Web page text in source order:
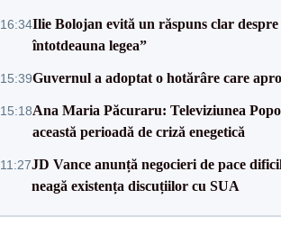
16:34Ilie Bolojan evită un răspuns clar
întotdeauna legea”
15:39Guvernul a adoptat o hotărâre care
15:18Ana Maria Păcuraru: Televiziunea
această perioadă de criză enegetică
11:27JD Vance anunță negocieri de pace
neagă existența discuțiilor cu SUA